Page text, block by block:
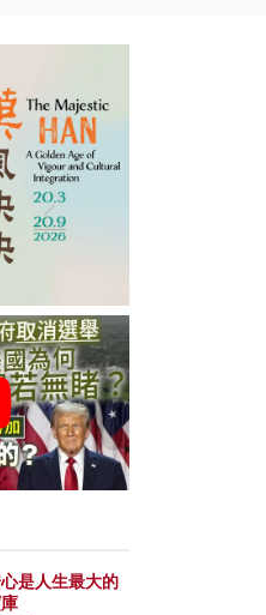
是人生最大的